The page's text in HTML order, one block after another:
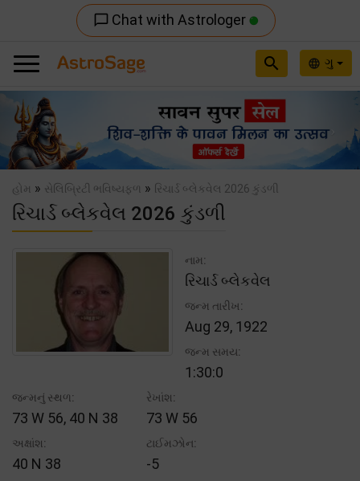
chat_bubble_outline Chat with Astrologer
language ગુ
search
Previous
હોમ » સેલિબ્રિટી ભવિષ્યફળ » રિચાર્ડ બ્લેકવેલ 2026 કુંડળી
રિચાર્ડ બ્લેકવેલ 2026 કુંડળી
નામ:
રિચાર્ડ બ્લેકવેલ
જન્મ તારીખ:
Aug 29, 1922
જન્મ સમય:
1:30:0
જન્મનું સ્થળ:
73 W 56, 40 N 38
રેખાંશ:
73 W 56
અક્ષાંશ:
40 N 38
ટાઈમઝોન:
-5